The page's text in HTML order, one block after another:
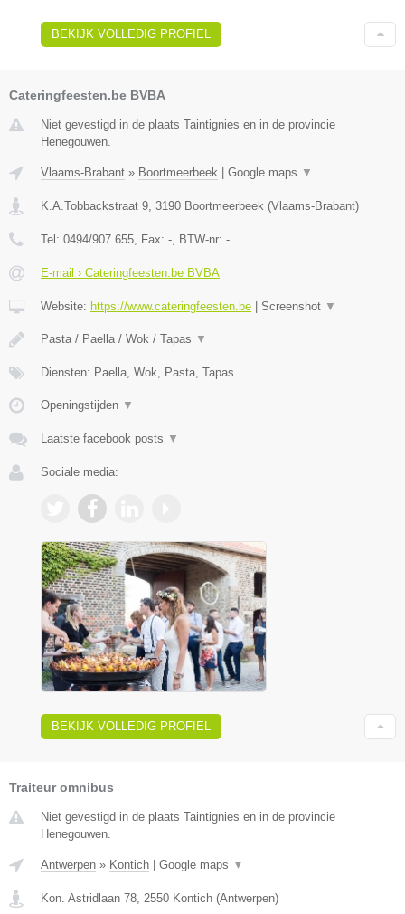
BEKIJK VOLLEDIG PROFIEL
Cateringfeesten.be BVBA
Niet gevestigd in de plaats Taintignies en in de provincie
Henegouwen.
Vlaams-Brabant » Boortmeerbeek Google maps ▼
K.A.Tobbackstraat 9 3190 Boortmeerbeek (Vlaams-Brabant)
Tel: 0494/907.655 , Fax: - , BTW-nr: -
E-mail › Cateringfeesten.be BVBA
Website: https://www.cateringfeesten.be Screenshot ▼
Pasta / Paella / Wok / Tapas ▼
Diensten: Paella, Wok, Pasta, Tapas
Openingstijden ▼
Laatste facebook posts ▼
Sociale media:
BEKIJK VOLLEDIG PROFIEL
Traiteur omnibus
Niet gevestigd in de plaats Taintignies en in de provincie
Henegouwen.
Antwerpen » Kontich | Google maps ▼
Kon. Astridlaan 78 2550 Kontich (Antwerpen)